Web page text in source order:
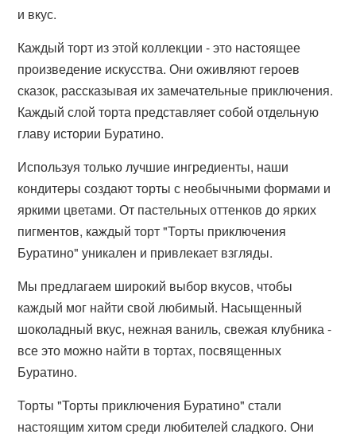
и вкус.
Каждый торт из этой коллекции - это настоящее
произведение искусства. Они оживляют героев
сказок, рассказывая их замечательные приключения.
Каждый слой торта представляет собой отдельную
главу истории Буратино.
Используя только лучшие ингредиенты, наши
кондитеры создают торты с необычными формами и
яркими цветами. От пастельных оттенков до ярких
пигментов, каждый торт "Торты приключения
Буратино" уникален и привлекает взгляды.
Мы предлагаем широкий выбор вкусов, чтобы
каждый мог найти свой любимый. Насыщенный
шоколадный вкус, нежная ваниль, свежая клубника -
все это можно найти в тортах, посвященных
Буратино.
Торты "Торты приключения Буратино" стали
настоящим хитом среди любителей сладкого. Они